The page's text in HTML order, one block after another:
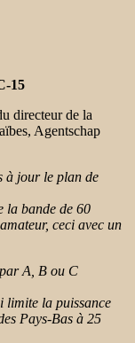
15
directeur de la
Agentschap
à jour le plan de
la bande de 60
ceci avec un
A, B ou C
limite la puissance
Pays-Bas à 25